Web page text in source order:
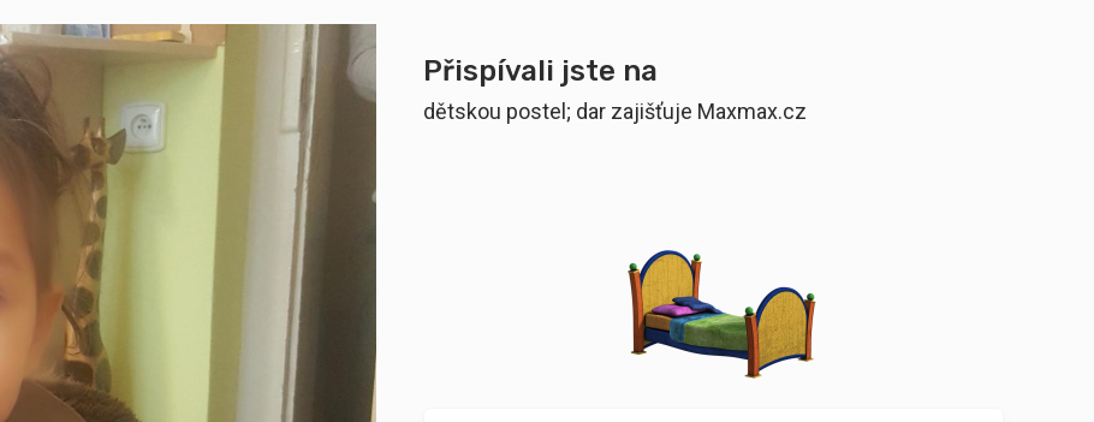
Přispívali jste na
dětskou postel; dar zajišťuje Maxmax.cz